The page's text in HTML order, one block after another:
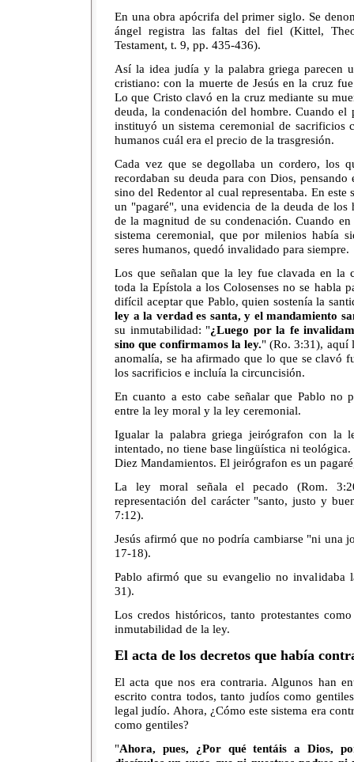
En una obra apócrifa del primer siglo. Se
ángel registra las faltas del fiel (Kittel,
Testament, t. 9, pp. 435-436).
Así la idea judía y la palabra griega parecen
cristiano: con la muerte de Jesús en la cruz
Lo que Cristo clavó en la cruz mediante su
deuda, la condenación del hombre. Cuando el
instituyó un sistema ceremonial de sacrificios
humanos cuál era el precio de la trasgresión.
Cada vez que se degollaba un cordero, los
recordaban su deuda para con Dios,
sino del Redentor al cual representaba. En este
un "pagaré", una evidencia de la deuda de
de la magnitud de su condenación. Cuando
sistema ceremonial, que por milenios había
seres humanos, quedó invalidado para siempre.
Los que señalan que la ley fue clavada en la
toda la Epístola a los Colosenses no se habla
difícil aceptar que Pablo, quien sostenía la
ley a la verdad es santa, y el mandamiento
su inmutabilidad: "¿Luego por la fe
sino que confirmamos la ley." (Ro. 3:31), aquí
anomalía, se ha afirmado que lo que se clavó
los sacrificios e incluía la circuncisión.
En cuanto a esto cabe señalar que Pablo no
entre la ley moral y la ley ceremonial.
Igualar la palabra griega jeirógrafon con la
intentado, no tiene base lingüística ni teológica.
Diez Mandamientos. El jeirógrafon es un
La ley moral señala el pecado (Rom.
representación del carácter "santo, justo y
7:12).
Jesús afirmó que no podría cambiarse "ni una
17-18).
Pablo afirmó que su evangelio no invalidaba
31).
Los credos históricos, tanto protestantes
inmutabilidad de la ley.
El acta de los decretos que había
El acta que nos era contraria. Algunos han
escrito contra todos, tanto judíos como
legal judío. Ahora, ¿Cómo este sistema era
como gentiles?
"Ahora, pues, ¿Por qué tentáis a Dios,